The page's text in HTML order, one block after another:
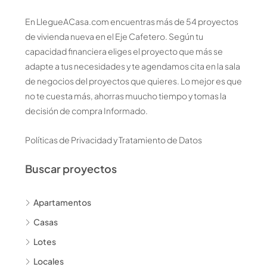
En LlegueACasa.com encuentras más de 54 proyectos
de vivienda nueva en el Eje Cafetero. Según tu
capacidad financiera eliges el proyecto que más se
adapte a tus necesidades y te agendamos cita en la sala
de negocios del proyectos que quieres. Lo mejor es que
no te cuesta más, ahorras muucho tiempo y tomas la
decisión de compra Informado.
Políticas de Privacidad y Tratamiento de Datos
Buscar proyectos
Apartamentos
Casas
Lotes
Locales